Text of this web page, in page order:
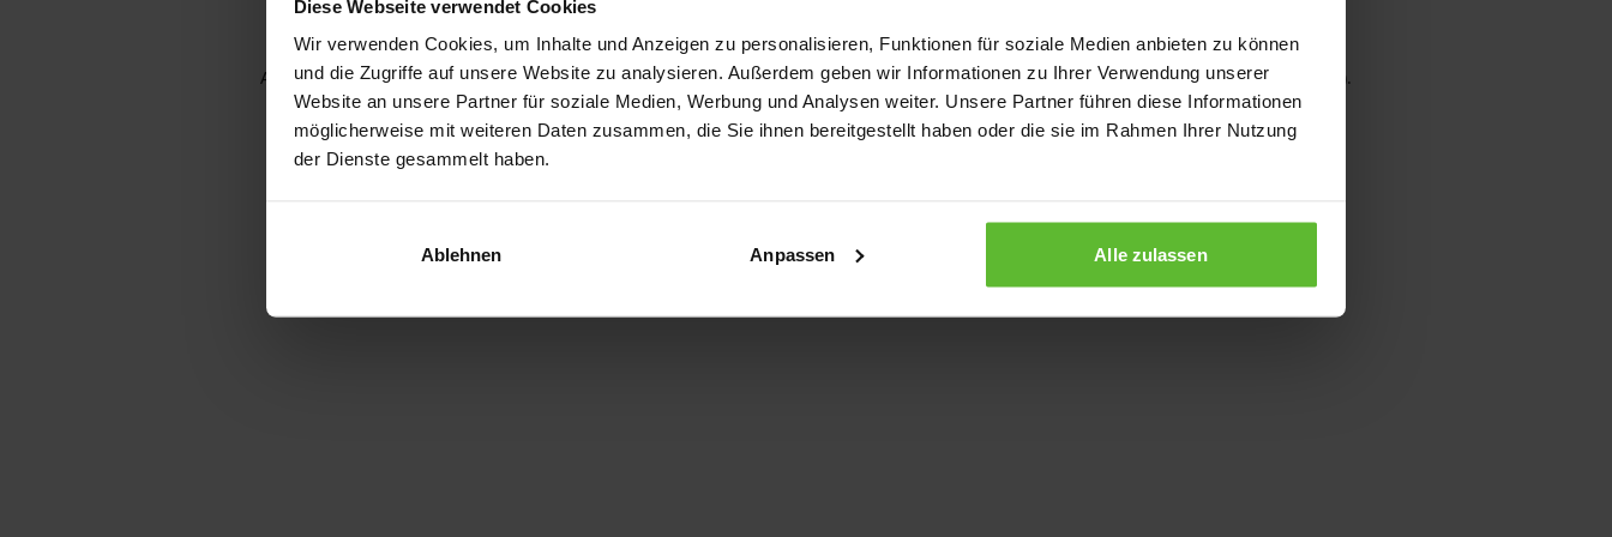
Diese Webseite verwendet Cookies
Wir verwenden Cookies, um Inhalte und Anzeigen zu personalisieren, Funktionen für soziale Medien anbieten zu können
und die Zugriffe auf unsere Website zu analysieren. Außerdem geben wir Informationen zu Ihrer Verwendung unserer
Website an unsere Partner für soziale Medien, Werbung und Analysen weiter. Unsere Partner führen diese Informationen
möglicherweise mit weiteren Daten zusammen, die Sie ihnen bereitgestellt haben oder die sie im Rahmen Ihrer Nutzung
der Dienste gesammelt haben.
Ablehnen Anpassen Alle zulassen
Application error: a client-side exception has occurred while loading www.kurzwego.de (see the browser console for more information).